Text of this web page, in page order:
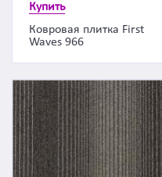
Купить
Ковровая плитка First
Waves 966